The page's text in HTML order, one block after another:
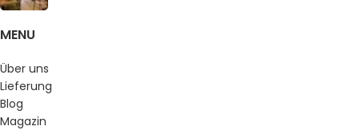
MENU
Über uns
Lieferung
Blog
Magazin